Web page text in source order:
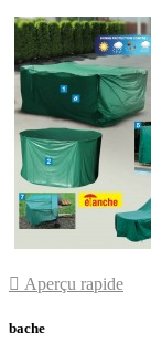
 Aperçu rapide
bache